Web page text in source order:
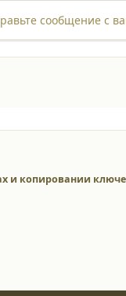
сообщение с
и копировании